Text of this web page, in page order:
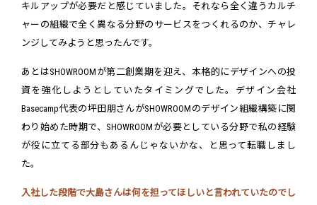
キルアップが必要だと感じていました。それなら全く違うカルチ
ャーの組織で全く異なる分野のサービスをつくれるのか、チャレ
ンジしてみようと思ったんです。
あとはSHOWROOMが第二創業期を迎え、本格的にデザインへの投
資を強化しようとしていたタイミングでした。デザイン会社
Basecamp代表の坪田朋さんがSHOWROOMのデザイン組織構築に関
わり始めた時期で、SHOWROOMが必要としている分野で私の経験
が役に立てる部分もあるんじゃないかな、と思って転職しまし
た。
入社した段階で大島さんは何を担ってほしいと言われていたのでし